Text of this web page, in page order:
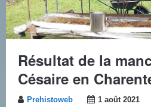
Résultat de la
Césaire en
Prehistoweb
1 août 2021